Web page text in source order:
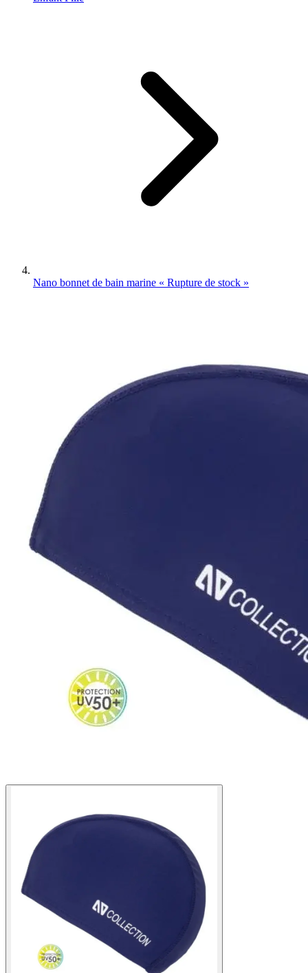
Nano bonnet de bain marine « Rupture de stock »